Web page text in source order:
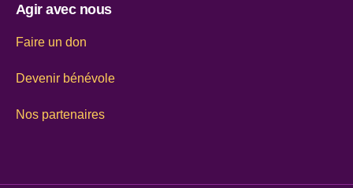
Agir avec nous
Faire un don
Devenir bénévole
Nos partenaires